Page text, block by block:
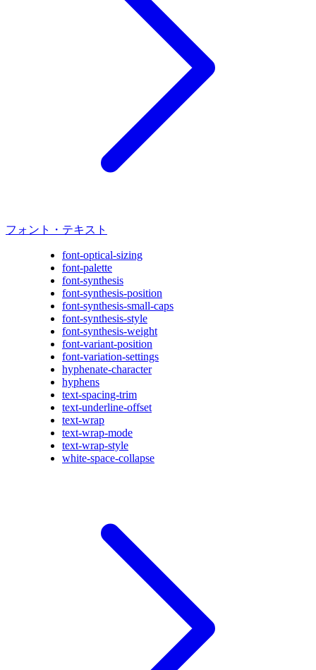
フォント・テキスト
font-optical-sizing
font-palette
font-synthesis
font-synthesis-position
font-synthesis-small-caps
font-synthesis-style
font-synthesis-weight
font-variant-position
font-variation-settings
hyphenate-character
hyphens
text-spacing-trim
text-underline-offset
text-wrap
text-wrap-mode
text-wrap-style
white-space-collapse